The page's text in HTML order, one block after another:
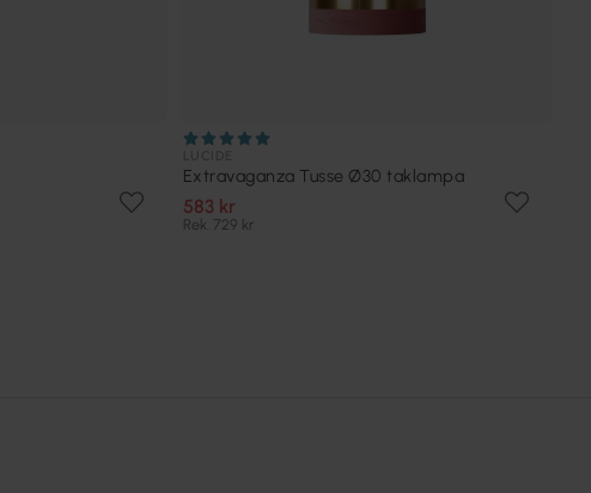
Extravaganza Tusse Ø30 taklampa
583 kr
Rek. 729 kr